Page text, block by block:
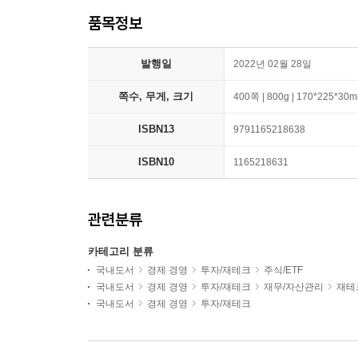
품목정보
발행일 2022년 02월 28일
쪽수, 무게, 크기 400쪽 | 800g |
ISBN13 9791165218638
ISBN10 1165218631
관련분류
카테고리 분류
국내도서 경제 경영 투자/재테크
주식/ETF
국내도서
경제 경영 투자/재테크 재무/자산관리
재테
국내도서
경제 경영 투자/재테크